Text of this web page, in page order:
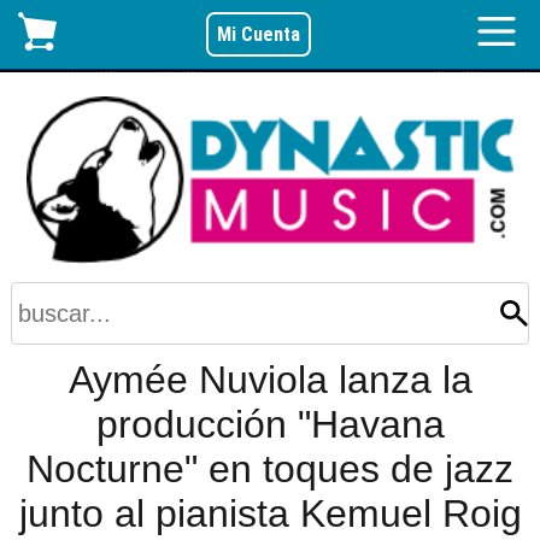
Mi Cuenta
Aymée Nuviola lanza la
producción "Havana
Nocturne" en toques de jazz
junto al pianista Kemuel Roig